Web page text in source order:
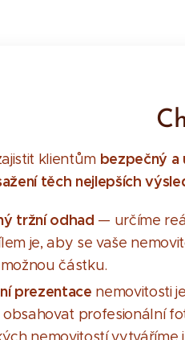
klientům bezpečný a
těch nejlepších
tržní odhad — určíme
je, aby se vaše
částku.
prezentace nemovitosti
profesionální